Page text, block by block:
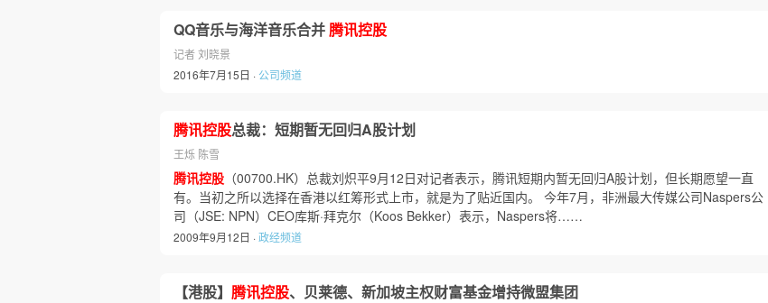
QQ音乐与海洋音乐合并腾讯控股
记者 刘晓景
2016年7月15日 · 公司频道
腾讯控股总裁：短期暂无回归A股计划
王烁 陈雪
腾讯控股 （00700.HK）总裁刘炽平9月12日对记者表示，腾讯短期内暂无回归A股计划，但长期愿望一直
有。当初之所以选择在香港以红筹形式上市，就是为了贴近国内。 今年7月，非洲最大传媒公司Naspers公
司（JSE: NPN）CEO库斯·拜克尔（Koos Bekker）表示，Naspers将……
2009年9月12日 ·政经频道
【港股】 腾讯控股、贝莱德、新加坡主权财富基金增持微盟集团